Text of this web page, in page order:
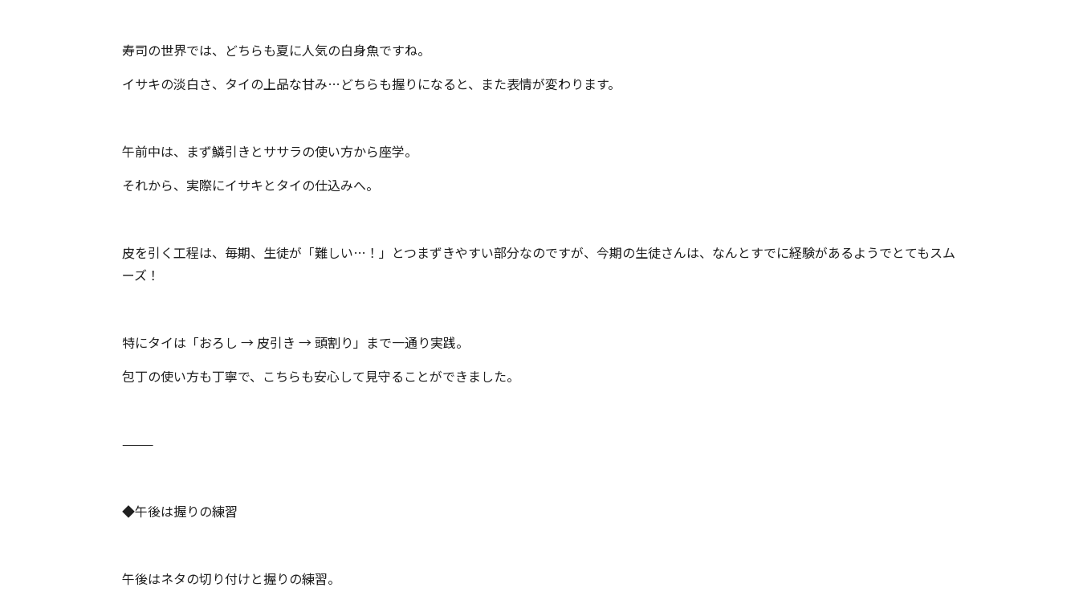
寿司の世界では、どちらも夏に人気の白身魚ですね。
イサキの淡白さ、タイの上品な甘み…どちらも握りになると、また表情が変わります。
午前中は、まず鱗引きとササラの使い方から座学。
それから、実際にイサキとタイの仕込みへ。
皮を引く工程は、毎期、生徒が「難しい…！」とつまずきやすい部分なのですが、今期の生徒さんは、なんとすでに経験があるようでとてもスム
ーズ！
特にタイは「おろし → 皮引き → 頭割り」まで一通り実践。
包丁の使い方も丁寧で、こちらも安心して見守ることができました。
⸻
◆午後は握りの練習
午後はネタの切り付けと握りの練習。